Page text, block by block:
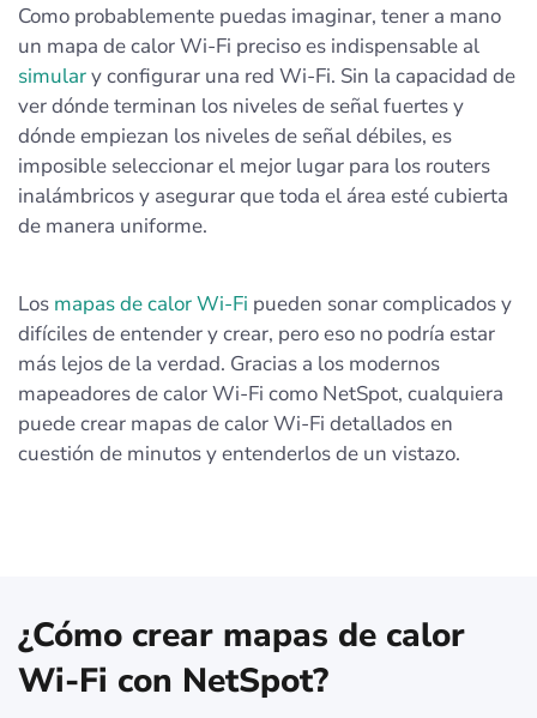
Como probablemente puedas imaginar, tener a mano
un mapa de calor Wi-Fi preciso es indispensable al
simulary configurar una red Wi-Fi. Sin la capacidad de
ver dónde terminan los niveles de señal fuertes y
dónde empiezan los niveles de señal débiles, es
imposible seleccionar el mejor lugar para los routers
inalámbricos y asegurar que toda el área esté cubierta
de manera uniforme.
Los mapas de calor Wi-Fi pueden sonar complicados y
difíciles de entender y crear, pero eso no podría estar
más lejos de la verdad. Gracias a los modernos
mapeadores de calor Wi-Fi como NetSpot, cualquiera
puede crear mapas de calor Wi-Fi detallados en
cuestión de minutos y entenderlos de un vistazo.
¿Cómo crear mapas de calor
Wi-Fi con NetSpot?